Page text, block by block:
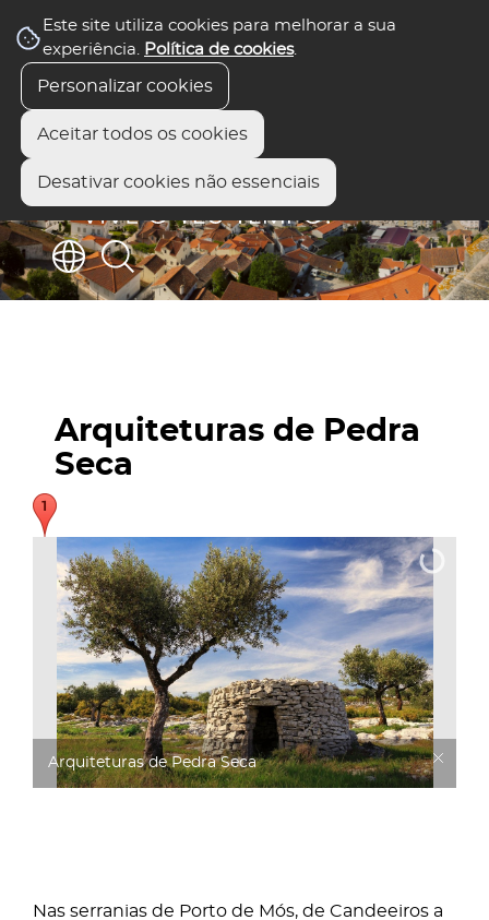
Este site utiliza cookies para melhorar a sua
experiência. Política de cookies.
Personalizar cookies
Aceitar todos os cookies
Desativar cookies não essenciais
Arquiteturas de Pedra
Seca
Arquiteturas de Pedra Seca
Nas serranias de Porto de Mós, de Candeeiros a